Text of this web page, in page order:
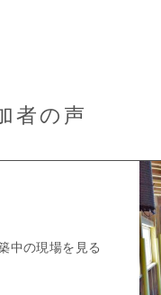
者の声
中の現場を見る